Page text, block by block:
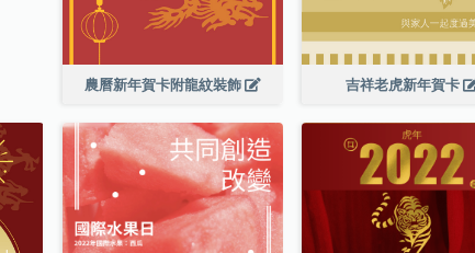
農曆新年賀卡附龍紋裝飾 吉祥老虎新年賀卡